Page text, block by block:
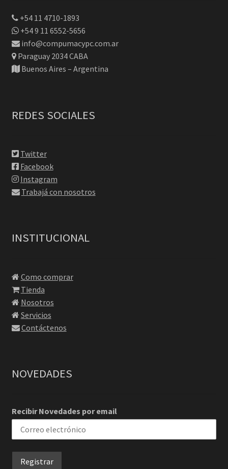
+54 11 4710-1893
+54 9 11 6552-5656
info@compumacypc.com.ar
Paraguay 2034 CABA
Buenos Aires – Argentina
REDES SOCIALES
Twitter
Facebook
Instagram
Trabajá con nosotros
INSTITUCIONAL
Como comprar
Tienda
Nosotros
Servicios
Contáctenos
NOVEDADES
Recibir Novedades por email